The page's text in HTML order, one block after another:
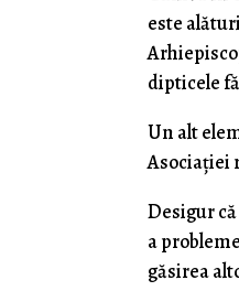
este
dipticele
Un alt
Asociației
Desigur
a
găsirea